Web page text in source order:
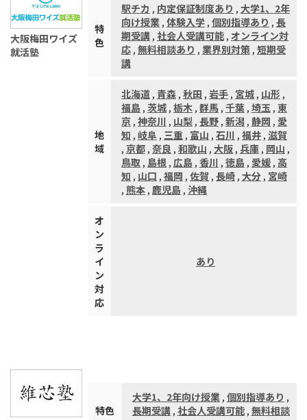
大阪梅田ワイズ
就活塾
特
色
駅チカ , 内定保証制度あり , 大学1、2年
向け授業, 体験入学, 個別指導あり , 長
期受講, 社会人受講可能, オンライン対
応, 無料相談あり , 業界別対策, 短期受
講
地
域
北海道, 青森, 秋田 , 岩手, 宮城, 山形 ,
福島, 茨城, 栃木, 群馬, 千葉, 埼玉 , 東
京 , 神奈川 , 山梨, 長野, 新潟, 静岡 , 愛
知 , 岐阜, 三重, 富山 , 石川 , 福井, 滋賀
, 京都, 奈良 , 和歌山 , 大阪, 兵庫, 岡山 ,
鳥取 , 島根, 広島, 香川 , 徳島, 愛媛, 高
知 , 山口 , 福岡 , 佐賀 , 長崎, 大分, 宮崎
, 熊本, 鹿児島, 沖縄
オ
ン
ラ
イ
ン
対
応
あり
特色
大学1、2年向け授業, 個別指導あり ,
長期受講, 社会人受講可能, 無料相談